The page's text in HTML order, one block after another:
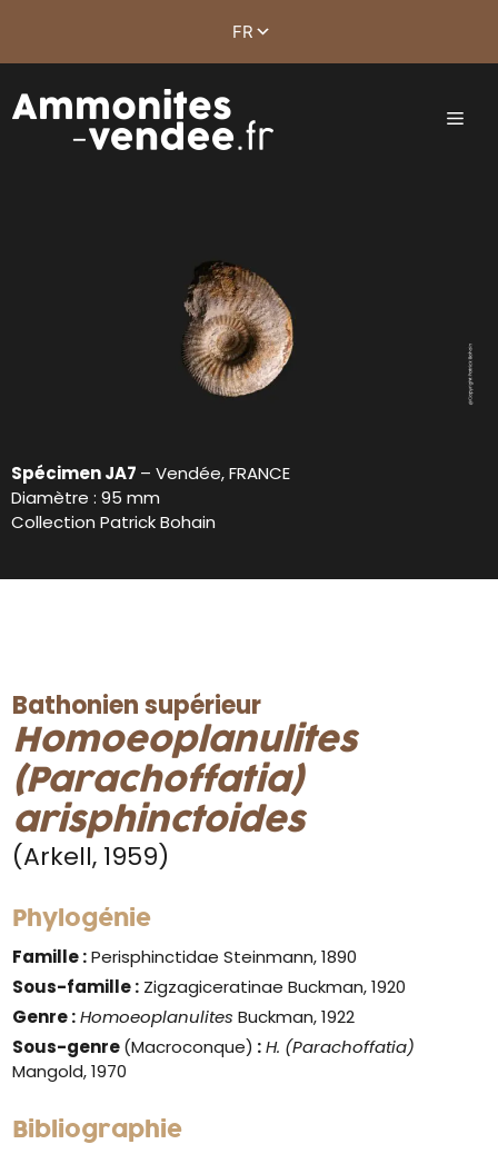
Spécimen JA7 – Vendée, FRANCE
Diamètre : 95 mm
Collection Patrick Bohain
Bathonien supérieur
Homoeoplanulites
(Parachoffatia)
arisphinctoides
(Arkell, 1959)
Phylogénie
Famille :Perisphinctidae Steinmann, 1890
Sous-famille : Zigzagiceratinae Buckman, 1920
Genre: Homoeoplanulites Buckman, 1922
Sous-genre(Macroconque) :H. (Parachoffatia)
Mangold, 1970
Bibliographie